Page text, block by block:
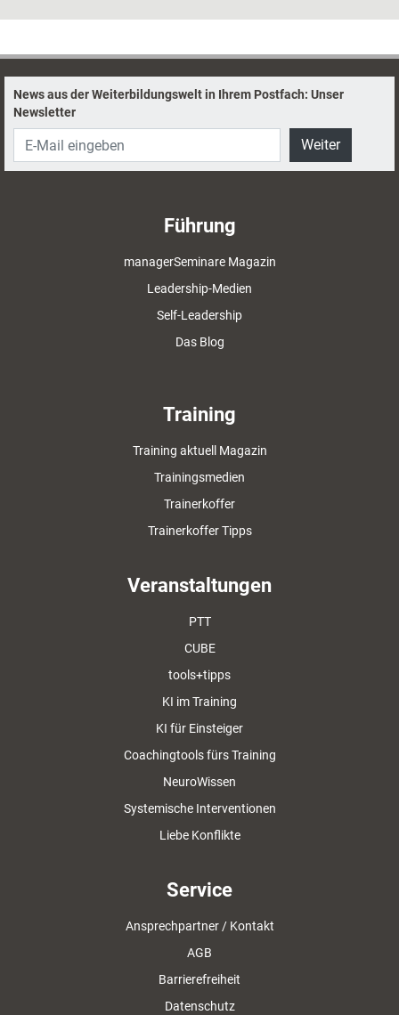
News aus der Weiterbildungswelt in Ihrem Postfach: Unser
Newsletter
Weiter
Führung
managerSeminare Magazin
Leadership-Medien
Self-Leadership
Das Blog
Training
Training aktuell Magazin
Trainingsmedien
Trainerkoffer
Trainerkoffer Tipps
Veranstaltungen
PTT
CUBE
tools+tipps
KI im Training
KI für Einsteiger
Coachingtools fürs Training
NeuroWissen
Systemische Interventionen
Liebe Konflikte
Service
Ansprechpartner / Kontakt
AGB
Barrierefreiheit
Datenschutz